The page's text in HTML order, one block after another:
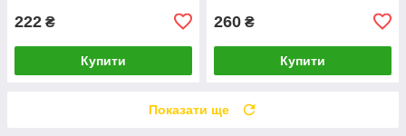
222 ₴
Купити
260 ₴
Купити
Показати ще